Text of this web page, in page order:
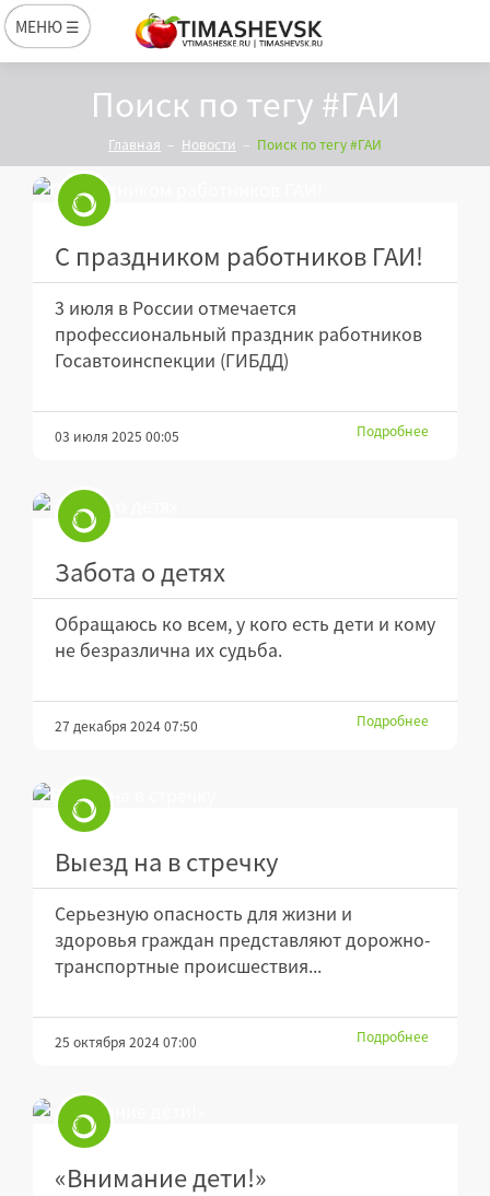
МЕНЮ ☰
Поиск по тегу #ГАИ
Главная Новости Поиск по тегу #ГАИ
С праздником работников ГАИ!
3 июля в России отмечается
профессиональный праздник работников
Госавтоинспекции (ГИБДД)
03 июля 2025 00:05 Подробнее
Забота о детях
Обращаюсь ко всем, у кого есть дети и кому
не безразлична их судьба.
27 декабря 2024 07:50 Подробнее
Выезд на в стречку
Серьезную опасность для жизни и
здоровья граждан представляют дорожно-
транспортные происшествия...
25 октября 2024 07:00 Подробнее
«Внимание дети!»